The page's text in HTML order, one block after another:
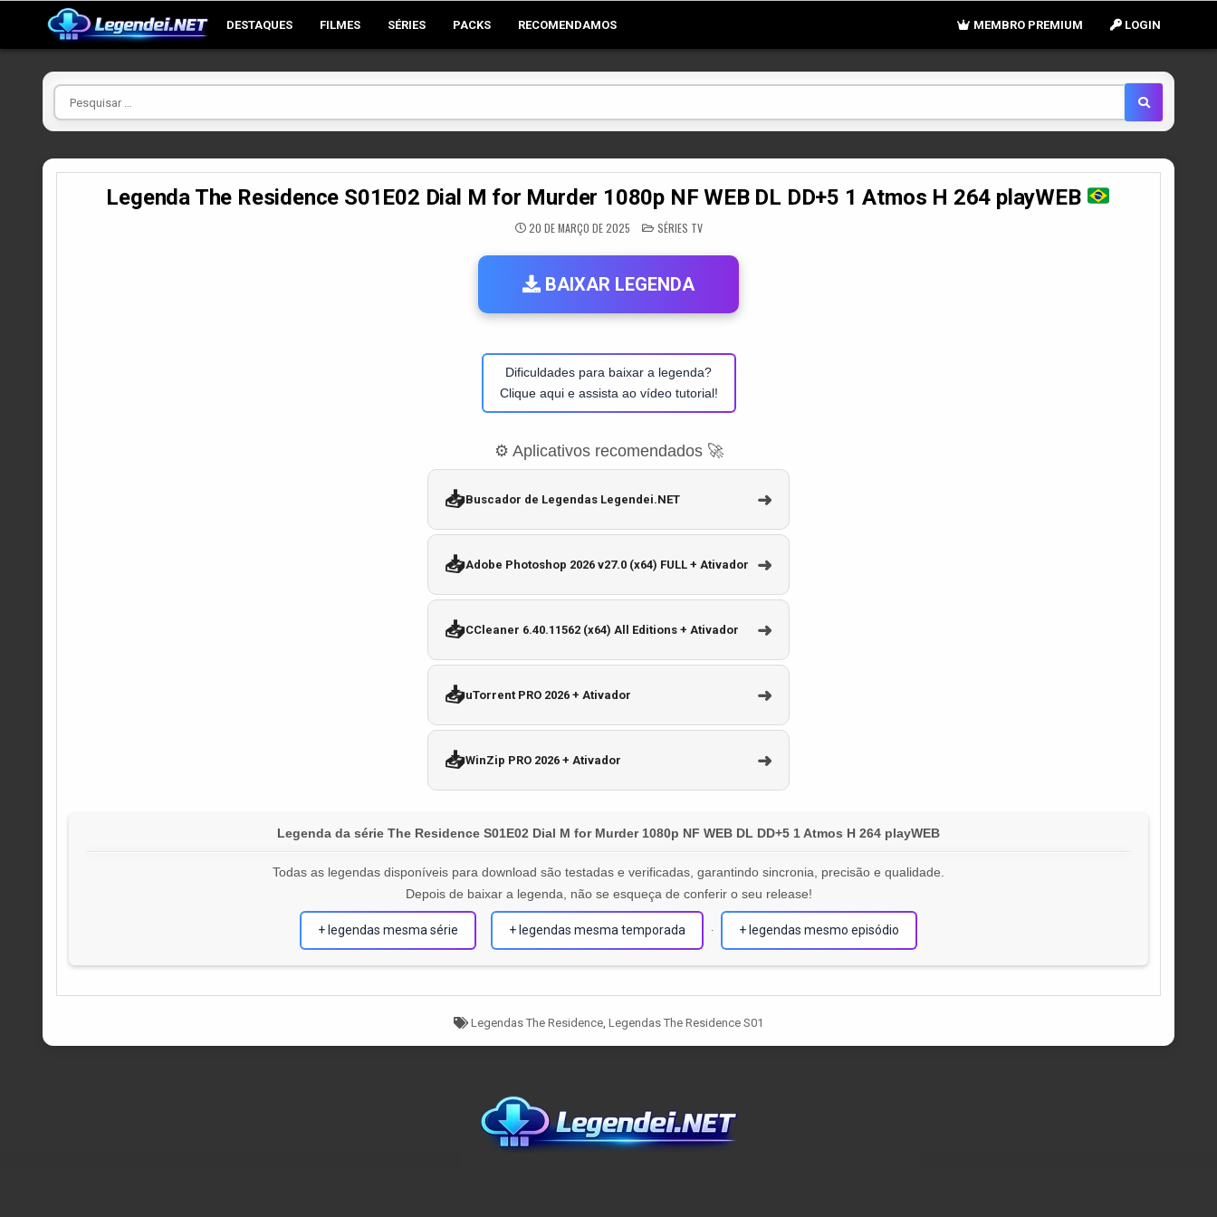
DESTAQUES FILMES SÉRIES PACKS RECOMENDAMOS LOGIN
MEMBRO PREMIUM
Pesquisar
por
Legenda The Residence S01E02 Dial M for Murder 1080p NF WEB DL DD+5 1 Atmos H 264 playWEB
20 DE MARÇO DE 2025 POSTED
IN
SÉRIES TV
BAIXAR LEGENDA
Dificuldades para baixar a legenda?
Clique aqui e assista ao vídeo tutorial!
⚙️ Aplicativos recomendados 🚀
📥Buscador de Legendas Legendei.NET ➜
📥Adobe Photoshop 2026 v27.0 (x64) FULL + Ativador ➜
📥CCleaner 6.40.11562 (x64) All Editions + Ativador ➜
📥uTorrent PRO 2026 + Ativador ➜
📥WinZip PRO 2026 + Ativador ➜
Legenda da série The Residence S01E02 Dial M for Murder 1080p NF WEB DL DD+5 1 Atmos H 264 playWEB
Todas as legendas disponíveis para download são testadas e verificadas, garantindo sincronia, precisão e qualidade.
Depois de baixar a legenda, não se esqueça de conferir o seu release!
+ legendas mesma série + legendas mesma temporada · + legendas mesmo episódio
Tagged
Legendas The Residence, Legendas The Residence S01